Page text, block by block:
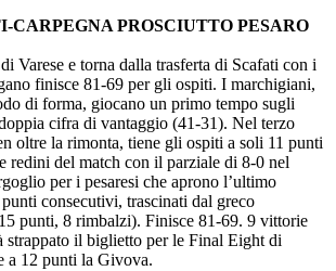
CARPEGNA PROSCIUTTO PESARO
Varese e torna dalla trasferta di Scafati con i
finisce 81-69 per gli ospiti. I marchigiani,
di forma, giocano un primo tempo sugli
cifra di vantaggio (41-31). Nel terzo
oltre la rimonta, tiene gli ospiti a soli 11 punti
redini del match con il parziale di 8-0 nel
per i pesaresi che aprono l’ultimo
consecutivi, trascinati dal greco
punti, 8 rimbalzi). Finisce 81-69. 9 vittorie
strappato il biglietto per le Final Eight di
a 12 punti la Givova.